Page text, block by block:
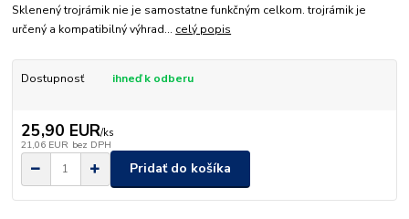
Sklenený trojrámik nie je samostatne funkčným celkom. trojrámik je
určený a kompatibilný výhrad... celý popis
Dostupnosť ihneď k odberu
25,90 EUR/ks
21,06 EUR bez DPH
Pridať do košíka